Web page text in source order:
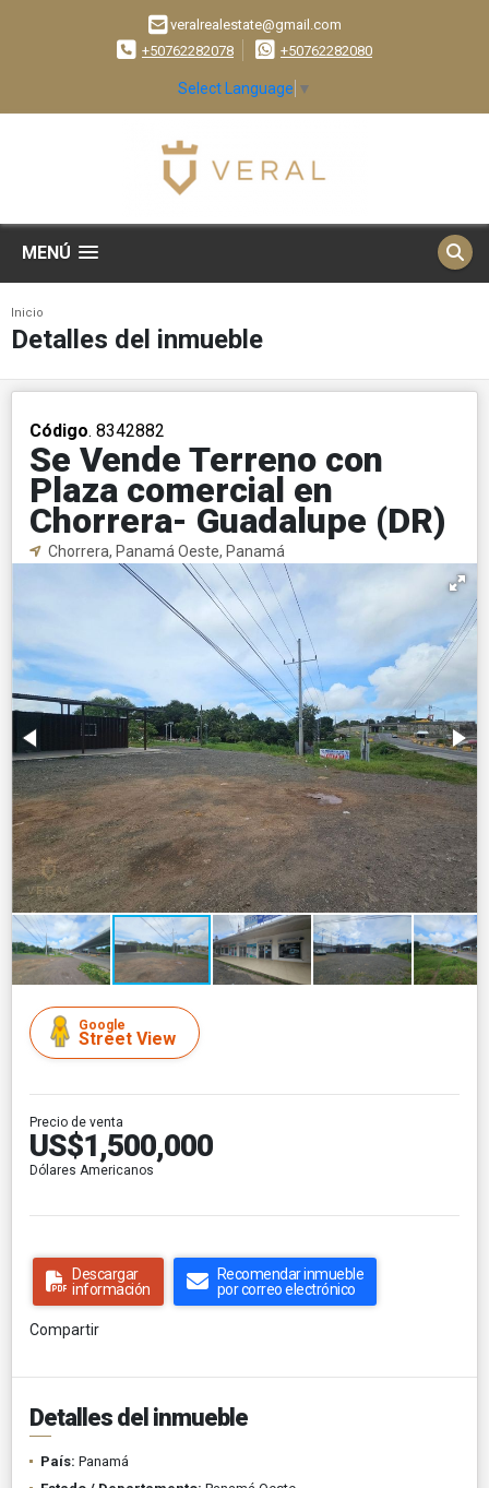
veralrealestate@gmail.com
+50762282078
+50762282080
Select Language ▼
MENÚ
Inicio
Detalles del inmueble
Código. 8342882
Se Vende Terreno con
Plaza comercial en
Chorrera- Guadalupe (DR)
Chorrera, Panamá Oeste, Panamá
Google
Street View
Precio de venta
US$1,500,000
Dólares Americanos
Descargar
información
Recomendar inmueble
por correo electrónico
Compartir
Detalles del inmueble
País: Panamá